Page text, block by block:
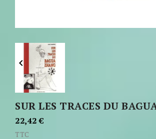

SUR LES TRACES DU
22,42 €
TTC